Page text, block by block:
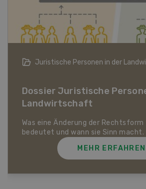
Bio-Artikel
Dossier Bio-Artikel
MEHR ERFAHREN